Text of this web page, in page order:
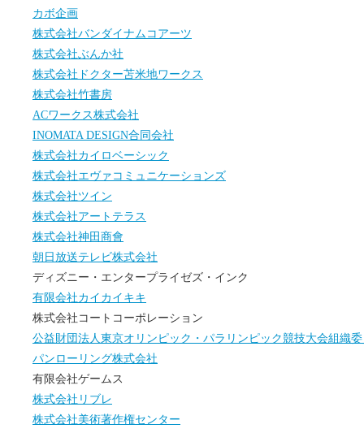
カボ企画
株式会社バンダイナムコアーツ
株式会社ぶんか社
株式会社ドクター苫米地ワークス
株式会社竹書房
ACワークス株式会社
INOMATA DESIGN合同会社
株式会社カイロベーシック
株式会社エヴァコミュニケーションズ
株式会社ツイン
株式会社アートテラス
株式会社神田商會
朝日放送テレビ株式会社
ディズニー・エンタープライゼズ・インク
有限会社カイカイキキ
株式会社コートコーポレーション
公益財団法人東京オリンピック・パラリンピック競技大会組織
パンローリング株式会社
有限会社ゲームス
株式会社リブレ
株式会社美術著作権センター